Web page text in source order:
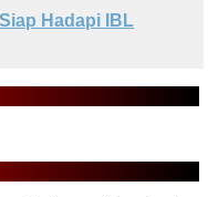
Hadapi IBL